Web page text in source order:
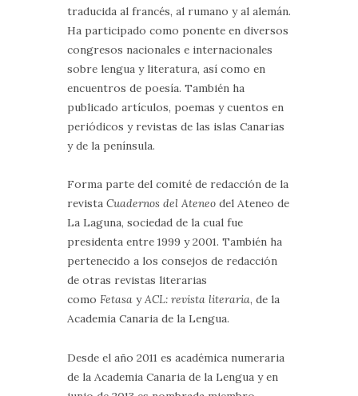
traducida al francés, al rumano y al alemán.
Ha participado como ponente en diversos
congresos nacionales e internacionales
sobre lengua y literatura, así como en
encuentros de poesía. También ha
publicado artículos, poemas y cuentos en
periódicos y revistas de las islas Canarias
y de la península.
Forma parte del comité de redacción de la
revista Cuadernos del Ateneo del Ateneo de
La Laguna, sociedad de la cual fue
presidenta entre 1999 y 2001. También ha
pertenecido a los consejos de redacción
de otras revistas literarias
como Fetasa yACL: revista literaria, de la
Academia Canaria de la Lengua.
Desde el año 2011 es académica numeraria
de la Academia Canaria de la Lengua y en